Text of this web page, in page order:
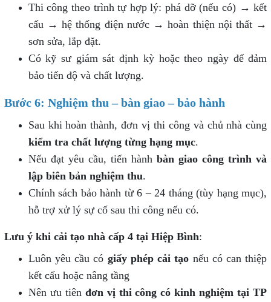
Thi công theo trình tự hợp lý: phá dỡ (nếu có) → kết
cấu → hệ thống điện nước → hoàn thiện nội thất →
sơn sửa, lắp đặt.
Có kỹ sư giám sát định kỳ hoặc theo ngày để đảm
bảo tiến độ và chất lượng.
Bước 6: Nghiệm thu – bàn giao – bảo hành
Sau khi hoàn thành, đơn vị thi công và chủ nhà cùng
kiểm tra chất lượng từng hạng mục.
Nếu đạt yêu cầu, tiến hànhbàn giao công trình và
lập biên bản nghiệm thu.
Chính sách bảo hành từ 6 – 24 tháng (tùy hạng mục),
hỗ trợ xử lý sự cố sau thi công nếu có.
Lưu ý khi cải tạo nhà cấp 4 tại Hiệp Bình:
Luôn yêu cầu có giấy phép cải tạo nếu có can thiệp
kết cấu hoặc nâng tầng
Nên ưu tiên đơn vị thi công có kinh nghiệm tại TP